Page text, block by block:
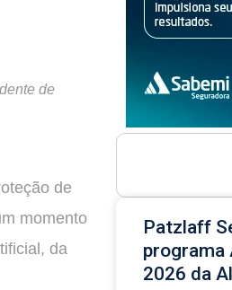
de
de
momento
da
Patzlaff
programa
2026 da